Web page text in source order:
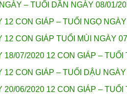
– TUỔI DẦN NGÀY 08/01/
12 CON GIÁP – TUỔI NGỌ
12 CON GIÁP TUỔI MÙI NGÀY
18/07/2020 12 CON GIÁP – TUỔI
12 CON GIÁP – TUỔI DẬU
06/2020 12 CON GIÁP – TUỔI